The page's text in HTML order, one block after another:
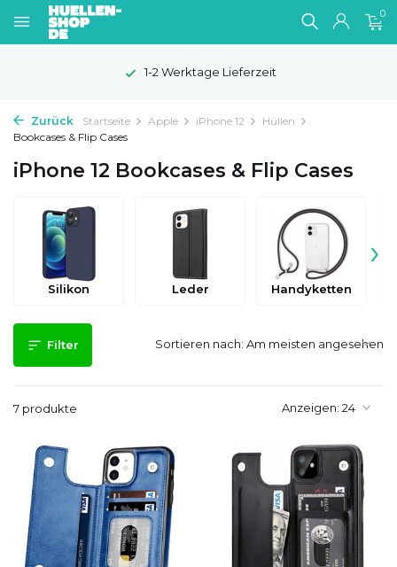
0
1-2 Werktage Lieferzeit
Zurück Startseite Apple iPhone 12
Hüllen
Bookcases & Flip Cases
iPhone 12 Bookcases & Flip Cases
Silikon Leder Handyketten
›
Filter
7 produkte Anzeigen:
Sortieren nach: